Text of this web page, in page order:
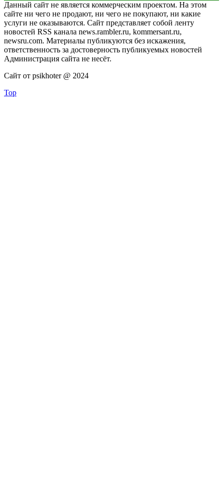
Данный сайт не является коммерческим проектом. На этом
сайте ни чего не продают, ни чего не покупают, ни какие
услуги не оказываются. Сайт представляет собой ленту
новостей RSS канала news.rambler.ru, kommersant.ru,
newsru.com. Материалы публикуются без искажения,
ответственность за достоверность публикуемых новостей
Администрация сайта не несёт.
Сайт от psikhoter @ 2024
Top